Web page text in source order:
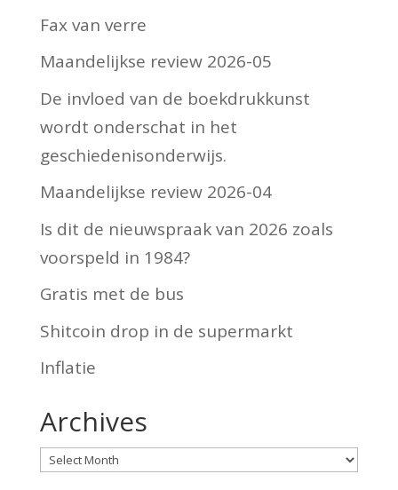
Fax van verre
Maandelijkse review 2026-05
De invloed van de boekdrukkunst
wordt onderschat in het
geschiedenisonderwijs.
Maandelijkse review 2026-04
Is dit de nieuwspraak van 2026 zoals
voorspeld in 1984?
Gratis met de bus
Shitcoin drop in de supermarkt
Inflatie
Archives
Archives